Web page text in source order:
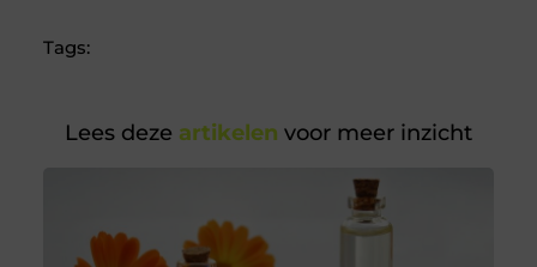
Tags:
Lees deze artikelen voor meer inzicht